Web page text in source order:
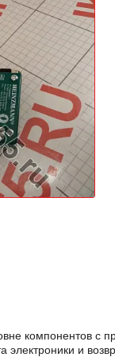
компонентов с
и